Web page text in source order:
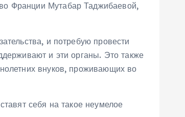
Франции Мутабар Таджибаевой,
и потребую провести
и эти органы. Это также
внуков, проживающих во
себя на такое неумелое